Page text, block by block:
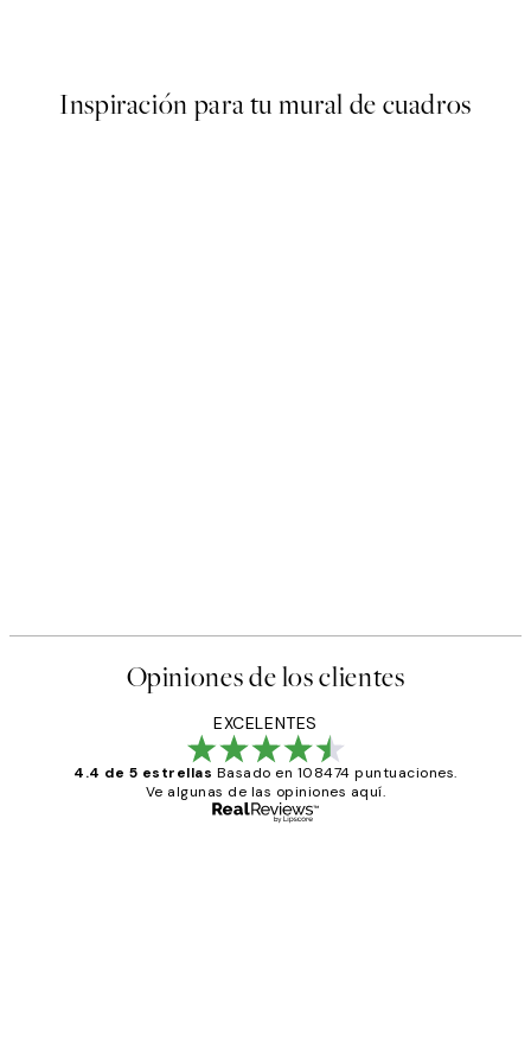
Inspiración para tu mural de cuadros
Opiniones de los clientes
EXCELENTES
4.4 de 5 estrellas Basado en 108474 puntuaciones.
Ve algunas de las opiniones aquí.